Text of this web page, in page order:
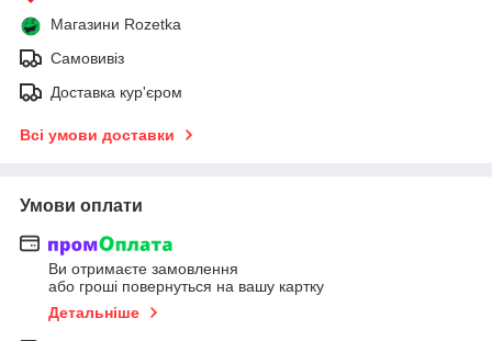
Магазини Rozetka
Самовивіз
Доставка кур'єром
Всі умови доставки
Умови оплати
Ви отримаєте замовлення
або гроші повернуться на вашу картку
Детальніше